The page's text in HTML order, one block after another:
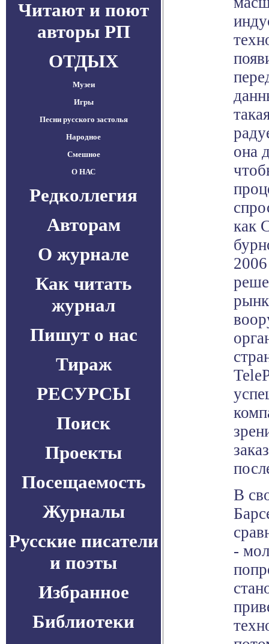
Читают и поют
авторы РП
ОТДЫХ
Музеи
Игры
Песни русского застолья
Народное
Смешное
О НАС
Редколлегия
Авторам
О журнале
Как читать
журнал
Пишут о нас
Тираж
РЕСУРСЫ
Поиск
Проекты
Посещаемость
Журналы
Русские писатели
и поэты
Избранное
Библиотеки
она
как
2006
В
-